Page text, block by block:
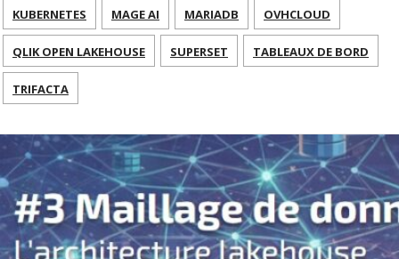
KUBERNETES MAGE AI MARIADB OVHCLOUD
QLIK OPEN LAKEHOUSE SUPERSET TABLEAUX DE BORD
TRIFACTA